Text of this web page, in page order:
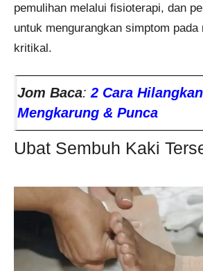
pemulihan melalui fisioterapi, dan
untuk mengurangkan simptom pada
kritikal.
Jom Baca: 2 Cara
Mengkarung & Punca
Ubat Sembuh Kaki